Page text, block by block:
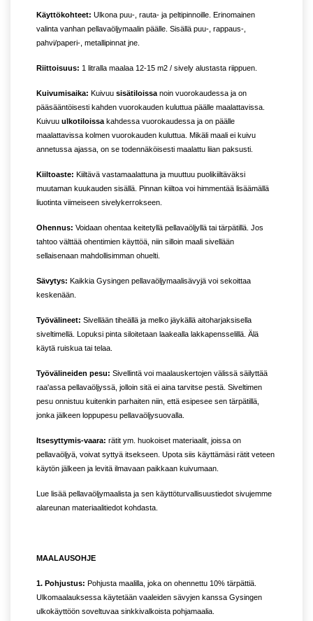
Käyttökohteet: Ulkona puu-, rauta- ja peltipinnoille. Erinomainen
valinta vanhan pellavaöljymaalin päälle. Sisällä puu-, rappaus-,
pahvi/paperi-, metallipinnat jne.
Riittoisuus: 1 litralla maalaa 12-15 m2 / sively alustasta riippuen.
Kuivumisaika: Kuivuu sisätiloissa noin vuorokaudessa ja on
pääsääntöisesti kahden vuorokauden kuluttua päälle maalattavissa.
Kuivuu ulkotiloissa kahdessa vuorokaudessa ja on päälle
maalattavissa kolmen vuorokauden kuluttua. Mikäli maali ei kuivu
annetussa ajassa, on se todennäköisesti maalattu liian paksusti.
Kiiltoaste: Kiiltävä vastamaalattuna ja muuttuu puolikiiltäväksi
muutaman kuukauden sisällä. Pinnan kiiltoa voi himmentää lisäämällä
liuotinta viimeiseen sivelykerrokseen.
Ohennus: Voidaan ohentaa keitetyllä pellavaöljyllä tai tärpätillä. Jos
tahtoo välttää ohentimien käyttöä, niin silloin maali sivellään
sellaisenaan mahdollisimman ohuelti.
Sävytys: Kaikkia Gysingen pellavaöljymaalisävyjä voi sekoittaa
keskenään.
Työvälineet: Sivellään tiheällä ja melko jäykällä aitoharjaksisella
siveltimellä. Lopuksi pinta siloitetaan laakealla lakkapensselillä. Älä
käytä ruiskua tai telaa.
Työvälineiden pesu: Sivellintä voi maalauskertojen välissä säilyttää
raa'assa pellavaöljyssä, jolloin sitä ei aina tarvitse pestä. Siveltimen
pesu onnistuu kuitenkin parhaiten niin, että esipesee sen tärpätillä,
jonka jälkeen loppupesu pellavaöljysuovalla.
Itsesyttymis-vaara: rätit ym. huokoiset materiaalit, joissa on
pellavaöljyä, voivat syttyä itsekseen. Upota siis käyttämäsi rätit veteen
käytön jälkeen ja levitä ilmavaan paikkaan kuivumaan.
Lue lisää pellavaöljymaalista ja sen käyttöturvallisuustiedot sivujemme
alareunan materiaalitiedot kohdasta.
MAALAUSOHJE
1. Pohjustus: Pohjusta maalilla, joka on ohennettu 10% tärpättiä.
Ulkomaalauksessa käytetään vaaleiden sävyjen kanssa Gysingen
ulkokäyttöön soveltuvaa sinkkivalkoista pohjamaalia.